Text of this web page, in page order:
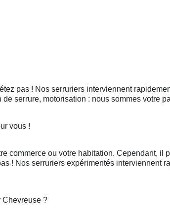
pas ! Nos serruriers interviennent
serrure, motorisation : nous sommes votre
vous !
commerce ou votre habitation. Cependant, il
! Nos serruriers expérimentés interviennent
Chevreuse ?